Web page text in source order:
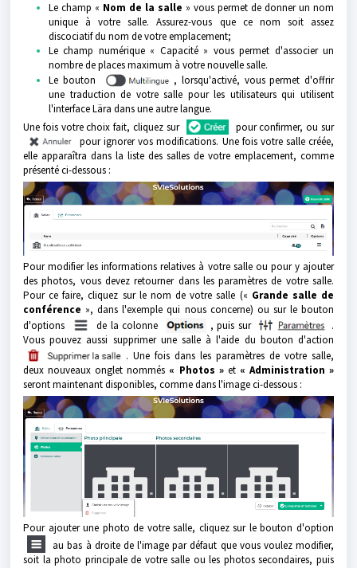
Le champ « Nom de la salle » vous permet de donner un nom
unique à votre salle. Assurez-vous que ce nom soit assez
discociatif du nom de votre emplacement;
Le champ numérique « Capacité » vous permet d'associer un
nombre de places maximum à votre nouvelle salle.
Le bouton
, lorsqu'activé, vous permet d'offrir
une traduction de votre salle pour les utilisateurs qui utilisent
l'interface Lära dans une autre langue.
Une fois votre choix fait, cliquez sur
pour confirmer, ou sur
pour ignorer vos modifications. Une fois votre salle créée,
elle apparaîtra dans la liste des salles de votre emplacement, comme
présenté ci-dessous :
Pour modifier les informations relatives à votre salle ou pour y ajouter
des photos, vous devez retourner dans les paramètres de votre salle.
Pour ce faire,cliquez sur le nom de votre salle (« Grande salle de
conférence », dans l'exemple qui nous concerne) ou sur le bouton
d'options
de la colonne , puis sur
.
Vous pouvez aussi supprimer une salle à l'aide du bouton d'action
. Une fois dans les paramètres de votre salle,
deux nouveaux onglet nommés « Photos »et « Administration »
seront maintenant disponibles, comme dans l'image ci-dessous :
Pour ajouter une photo de votre salle, cliquez sur le bouton d'option
au bas à droite de l'image par défaut que vous voulez modifier,
soit la photo principale de votre salle ou les photos secondaires, puis